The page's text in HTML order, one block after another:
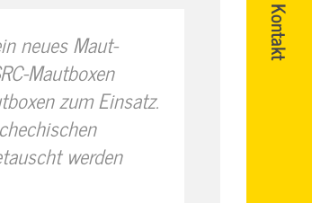
Kontakt
neues Maut-
Mautboxen
zum Einsatz.
werden